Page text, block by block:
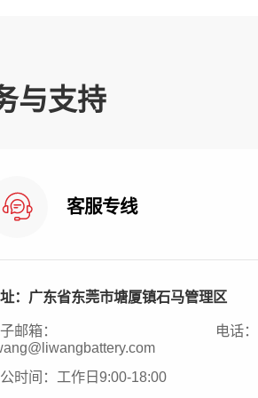
与支持
客服专线
：广东省东莞市塘厦镇石马管理区
邮箱：
电话
时间：工作日9:00-18:00